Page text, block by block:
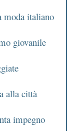
moda italiano
giovanile
alla città
impegno